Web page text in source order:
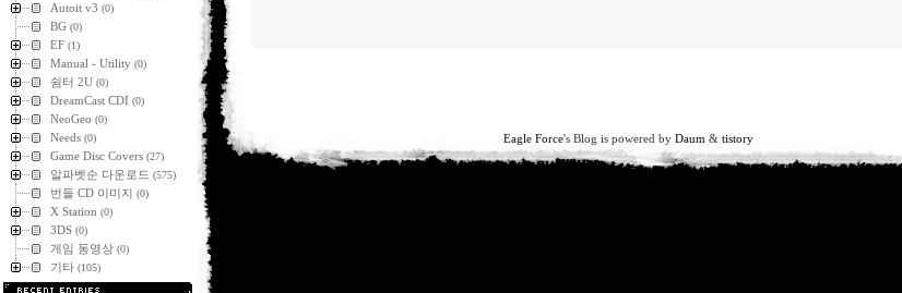
Autoit v3 (0)
BG (0)
EF (1)
Manual - Utility (0)
쉼터 2U (0)
DreamCast CDI (0)
NeoGeo (0)
Needs (0)
Game Disc Covers (27)
알파벳순 다운로드 (575)
번들 CD 이미지 (0)
X Station (0)
3DS (0)
게임 동영상 (0)
기타 (105)
Eagle Force's Blog is powered by Daum & tistory